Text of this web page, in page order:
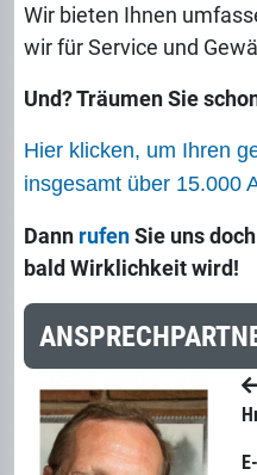
Wir bieten Ihnen
wir für Service und
Und? Träumen Sie
Hier klicken, um Ihren
insgesamt über 15.000
Dann rufenSie uns
bald Wirklichkeit wird!